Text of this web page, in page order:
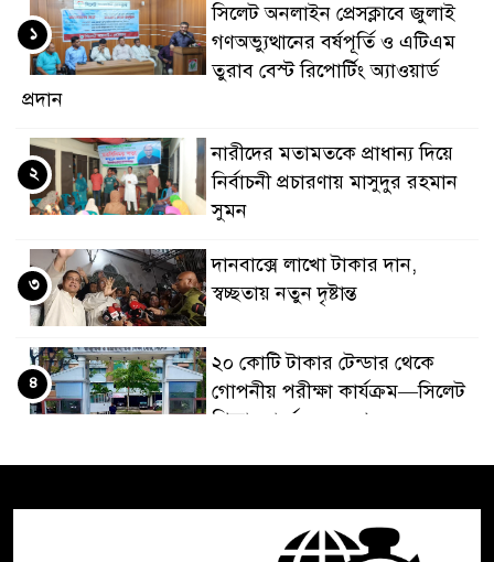
সিলেট অনলাইন প্রেসক্লাবে জুলাই
গণঅভ্যুত্থানের বর্ষপূর্তি ও এটিএম
তুরাব বেস্ট রিপোর্টিং অ্যাওয়ার্ড
প্রদান
১
নারীদের মতামতকে প্রাধান্য দিয়ে
নির্বাচনী প্রচারণায় মাসুদুর রহমান
সুমন
২
দানবাক্সে লাখো টাকার দান,
স্বচ্ছতায় নতুন দৃষ্টান্ত
৩
২০ কোটি টাকার টেন্ডার থেকে
গোপনীয় পরীক্ষা কার্যক্রম—সিলেট
শিক্ষা বোর্ডে একের পর এক
৪
ছেলের ঝুলন্ত মরদেহ উদ্ধার